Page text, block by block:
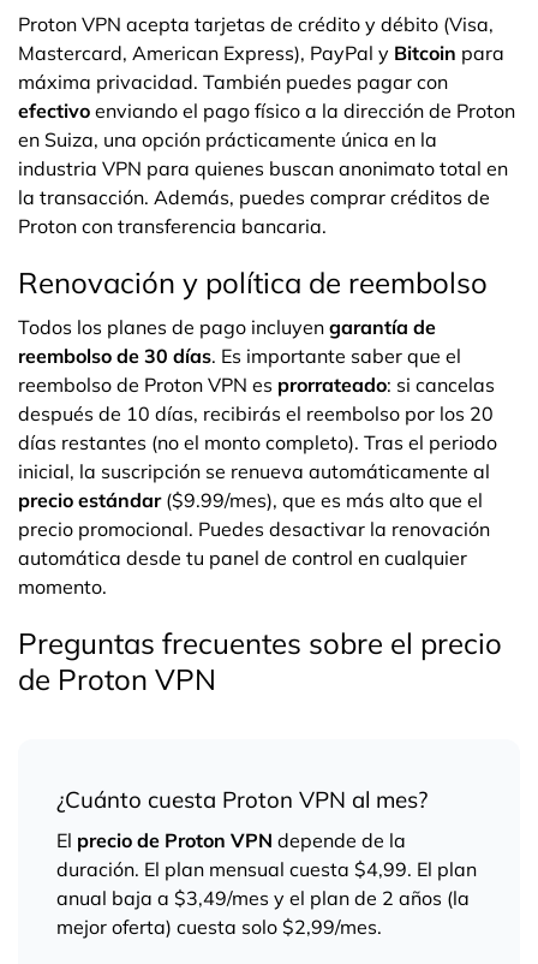
Proton VPN acepta tarjetas de crédito y débito (Visa,
Mastercard, American Express), PayPal y Bitcoin para
máxima privacidad. También puedes pagar con
efectivo enviando el pago físico a la dirección de Proton
en Suiza, una opción prácticamente única en la
industria VPN para quienes buscan anonimato total en
la transacción. Además, puedes comprar créditos de
Proton con transferencia bancaria.
Renovación y política de reembolso
Todos los planes de pago incluyen garantía de
reembolso de 30 días. Es importante saber que el
reembolso de Proton VPN es prorrateado: si cancelas
después de 10 días, recibirás el reembolso por los 20
días restantes (no el monto completo). Tras el periodo
inicial, la suscripción se renueva automáticamente al
precio estándar($9.99/mes), que es más alto que el
precio promocional. Puedes desactivar la renovación
automática desde tu panel de control en cualquier
momento.
Preguntas frecuentes sobre el precio
de Proton VPN
¿Cuánto cuesta Proton VPN al mes?
El precio de Proton VPN depende de la
duración. El plan mensual cuesta $4,99. El plan
anual baja a $3,49/mes y el plan de 2 años (la
mejor oferta) cuesta solo $2,99/mes.